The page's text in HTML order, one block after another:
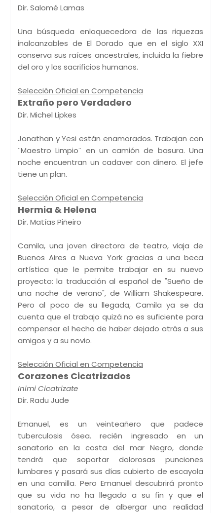
Dir. Salomé Lamas
Una búsqueda enloquecedora de las riquezas
inalcanzables de El Dorado que en el siglo XXI
conserva sus raíces ancestrales, incluida la fiebre
del oro y los sacrificios humanos.
Selección Oficial en Competencia
Extraño pero Verdadero
Dir. Michel Lipkes
Jonathan y Yesi están enamorados. Trabajan con
¨Maestro Limpio¨ en un camión de basura. Una
noche encuentran un cadaver con dinero. El jefe
tiene un plan.
Selección Oficial en Competencia
Hermia & Helena
Dir. Matías Piñeiro
Camila, una joven directora de teatro, viaja de
Buenos Aires a Nueva York gracias a una beca
artística que le permite trabajar en su nuevo
proyecto: la traducción al español de "Sueño de
una noche de verano", de William Shakespeare.
Pero al poco de su llegada, Camila ya se da
cuenta que el trabajo quizá no es suficiente para
compensar el hecho de haber dejado atrás a sus
amigos y a su novio.
Selección Oficial en Competencia
Corazones Cicatrizados
Inimi Cicatrizate
Dir. Radu Jude
Emanuel, es un veinteañero que padece
tuberculosis ósea. recién ingresado en un
sanatorio en la costa del mar Negro, donde
tendrá que soportar dolorosas punciones
lumbares y pasará sus días cubierto de escayola
en una camilla. Pero Emanuel descubrirá pronto
que su vida no ha llegado a su fin y que el
sanatorio, a pesar de albergar una realidad